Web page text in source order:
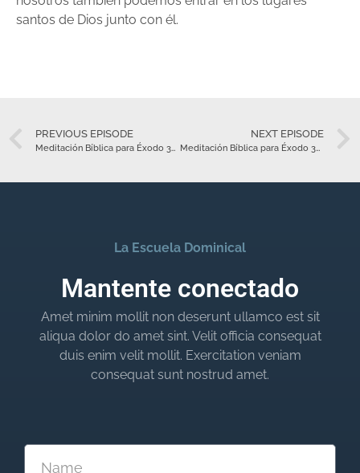
santos de Dios junto con él.
PREVIOUS EPISODE
Meditación Bíblica para Éxodo 33 – Marzo 22
NEXT EPISODE
Meditación Bíblica para Éxodo 34 – Marzo 23
La Escuela Dominical
Mantente conectado
Amet minim mollit non deserunt ullamco est sit
aliqua dolor do amet sint. Velit officia consequat
duis enim velit mollit. Exercitation veniam
consequat sunt nostrud amet.